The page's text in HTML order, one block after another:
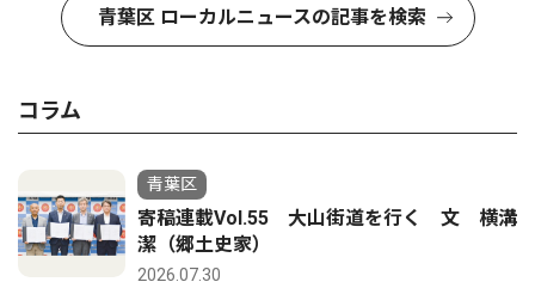
青葉区 ローカルニュースの記事を検索
コラム
青葉区
寄稿連載Vol.55 大山街道を行く 文 横溝
潔（郷土史家）
2026.07.30